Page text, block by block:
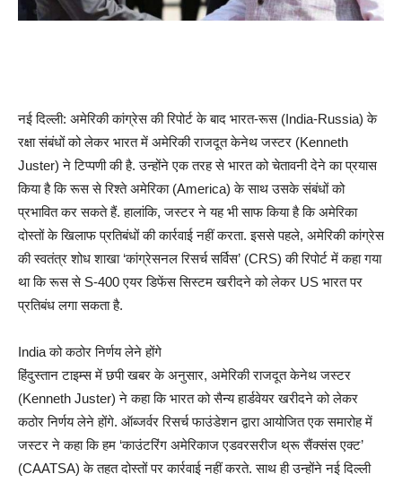
नई दिल्ली: अमेरिकी कांग्रेस की रिपोर्ट के बाद भारत-रूस (India-Russia) के
रक्षा संबंधों को लेकर भारत में अमेरिकी राजदूत केनेथ जस्टर (Kenneth
Juster) ने टिप्पणी की है. उन्होंने एक तरह से भारत को चेतावनी देने का प्रयास
किया है कि रूस से रिश्ते अमेरिका (America) के साथ उसके संबंधों को
प्रभावित कर सकते हैं. हालांकि, जस्टर ने यह भी साफ किया है कि अमेरिका
दोस्तों के खिलाफ प्रतिबंधों की कार्रवाई नहीं करता. इससे पहले, अमेरिकी कांग्रेस
की स्वतंत्र शोध शाखा ‘कांग्रेसनल रिसर्च सर्विस’ (CRS) की रिपोर्ट में कहा गया
था कि रूस से S-400 एयर डिफेंस सिस्टम खरीदने को लेकर US भारत पर
प्रतिबंध लगा सकता है.
India को कठोर निर्णय लेने होंगे
हिंदुस्तान टाइम्स में छपी खबर के अनुसार, अमेरिकी राजदूत केनेथ जस्टर
(Kenneth Juster) ने कहा कि भारत को सैन्य हार्डवेयर खरीदने को लेकर
कठोर निर्णय लेने होंगे. ऑब्जर्वर रिसर्च फाउंडेशन द्वारा आयोजित एक समारोह में
जस्टर ने कहा कि हम ‘काउंटरिंग अमेरिकाज एडवरसरीज थ्रू सैंक्संस एक्ट’
(CAATSA) के तहत दोस्तों पर कार्रवाई नहीं करते. साथ ही उन्होंने नई दिल्ली